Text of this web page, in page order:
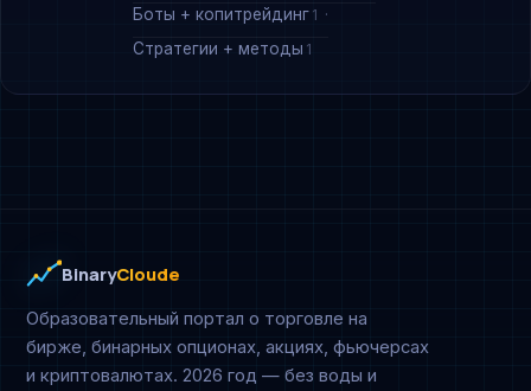
Боты + копитрейдинг 1
Стратегии + методы 1
BinaryCloude
Образовательный портал о торговле на
бирже, бинарных опционах, акциях, фьючерсах
и криптовалютах. 2026 год — без воды и